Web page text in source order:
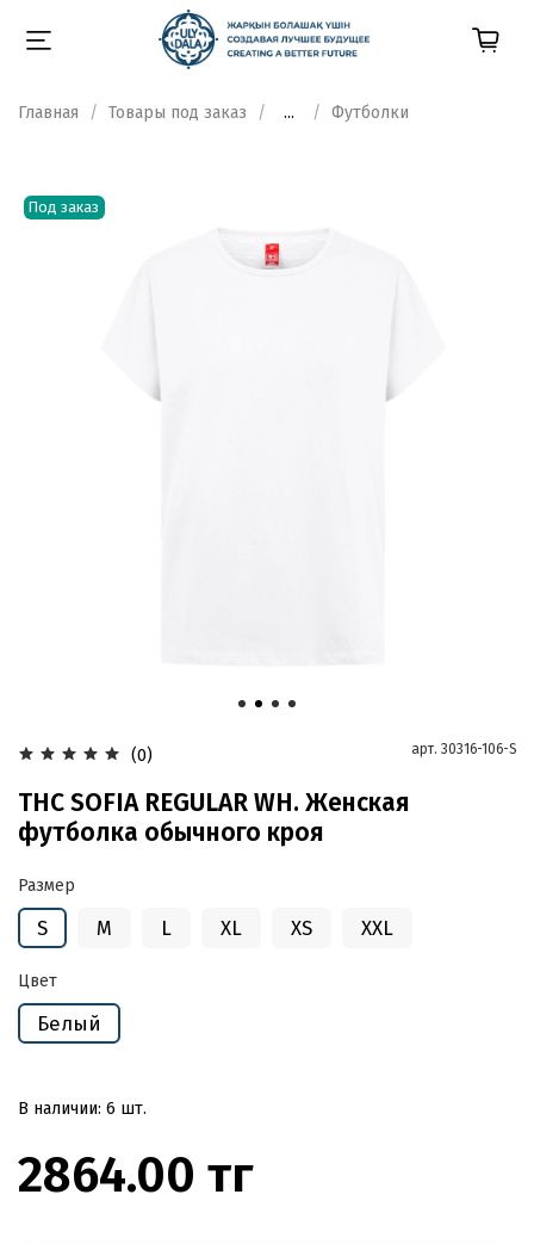
Главная Товары под заказ ... Футболки
Под заказ
(0) арт. 30316-106-S
THC SOFIA REGULAR WH. Женская
футболка обычного кроя
Размер
S M L XL XS XXL
Цвет
Белый
В наличии: 6 шт.
2864.00 тг